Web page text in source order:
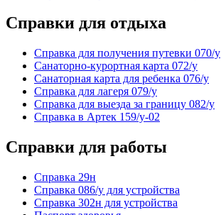
Справки для отдыха
Справка для получения путевки 070/у
Санаторно-курортная карта 072/у
Санаторная карта для ребенка 076/у
Справка для лагеря 079/у
Справка для выезда за границу 082/у
Справка в Артек 159/у-02
Справки для работы
Cправка 29н
Справка 086/у для устройства
Справка 302н для устройства